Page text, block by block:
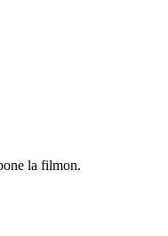
la filmon.